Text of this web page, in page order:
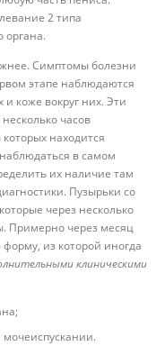
2 типа
органа.
Симптомы болезни
этапе наблюдаются
коже вокруг них. Эти
часов
находится
в самом
их наличие там
Пузырьки со
через несколько
Примерно через месяц
из которой иногда
клиническими